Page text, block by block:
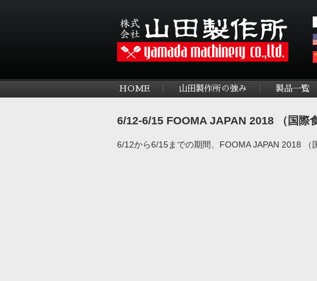
HOME 山田製作所の強み 製品一覧
6/12-6/15 FOOMA JAPAN 2018 （国際
6/12から6/15までの期間、FOOMA JAPAN 2018 （